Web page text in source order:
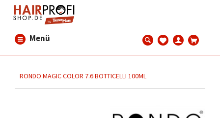
Menü
RONDO MAGIC COLOR 7.6 BOTTICELLI 100ML